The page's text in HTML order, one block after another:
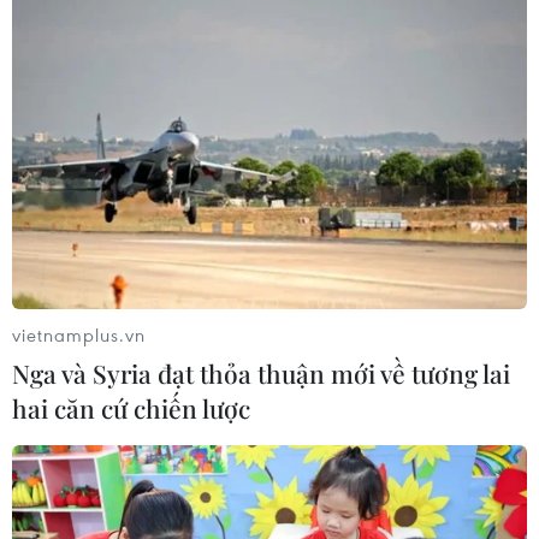
Tìm ra cơ chế gây bệnh ung thư
xương hiếm gặp
17/07/2026 01:05
CƠ QUAN CHỦ QUẢN: THÔNG TẤN XÃ VIỆT NAM
vietnamplus.vn
Nga và Syria đạt thỏa thuận mới về tương lai
hai căn cứ chiến lược